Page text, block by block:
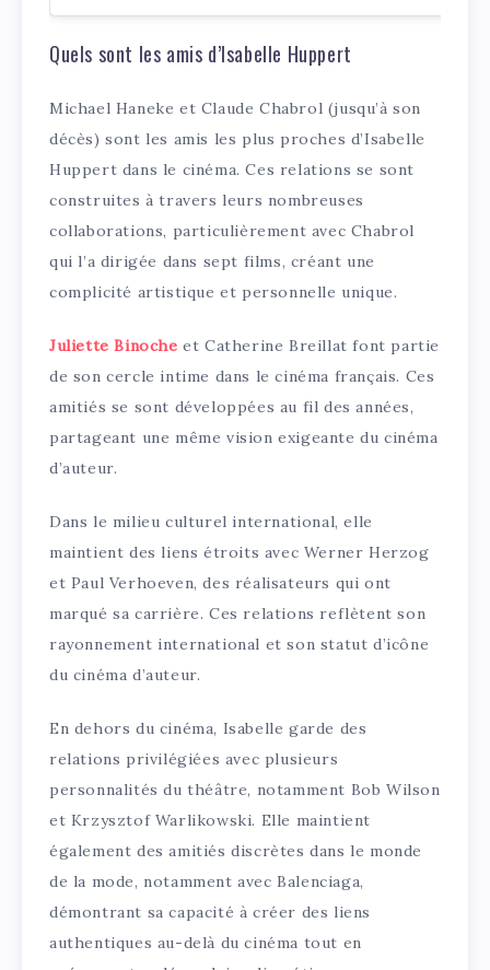
Quels sont les amis d’Isabelle Huppert
Michael Haneke et Claude Chabrol (jusqu’à son
décès) sont les amis les plus proches d’Isabelle
Huppert dans le cinéma. Ces relations se sont
construites à travers leurs nombreuses
collaborations, particulièrement avec Chabrol
qui l’a dirigée dans sept films, créant une
complicité artistique et personnelle unique.
Juliette Binoche et Catherine Breillat font partie
de son cercle intime dans le cinéma français. Ces
amitiés se sont développées au fil des années,
partageant une même vision exigeante du cinéma
d’auteur.
Dans le milieu culturel international, elle
maintient des liens étroits avec Werner Herzog
et Paul Verhoeven, des réalisateurs qui ont
marqué sa carrière. Ces relations reflètent son
rayonnement international et son statut d’icône
du cinéma d’auteur.
En dehors du cinéma, Isabelle garde des
relations privilégiées avec plusieurs
personnalités du théâtre, notamment Bob Wilson
et Krzysztof Warlikowski. Elle maintient
également des amitiés discrètes dans le monde
de la mode, notamment avec Balenciaga,
démontrant sa capacité à créer des liens
authentiques au-delà du cinéma tout en